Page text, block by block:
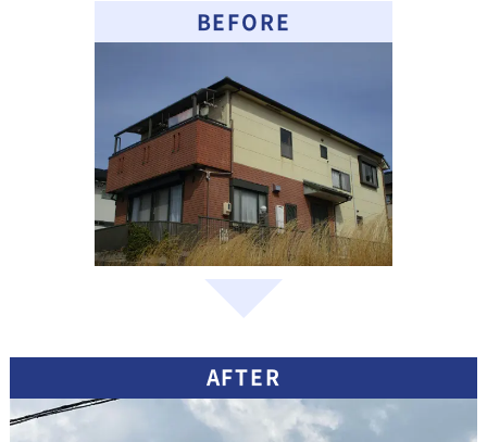
BEFORE
AFTER